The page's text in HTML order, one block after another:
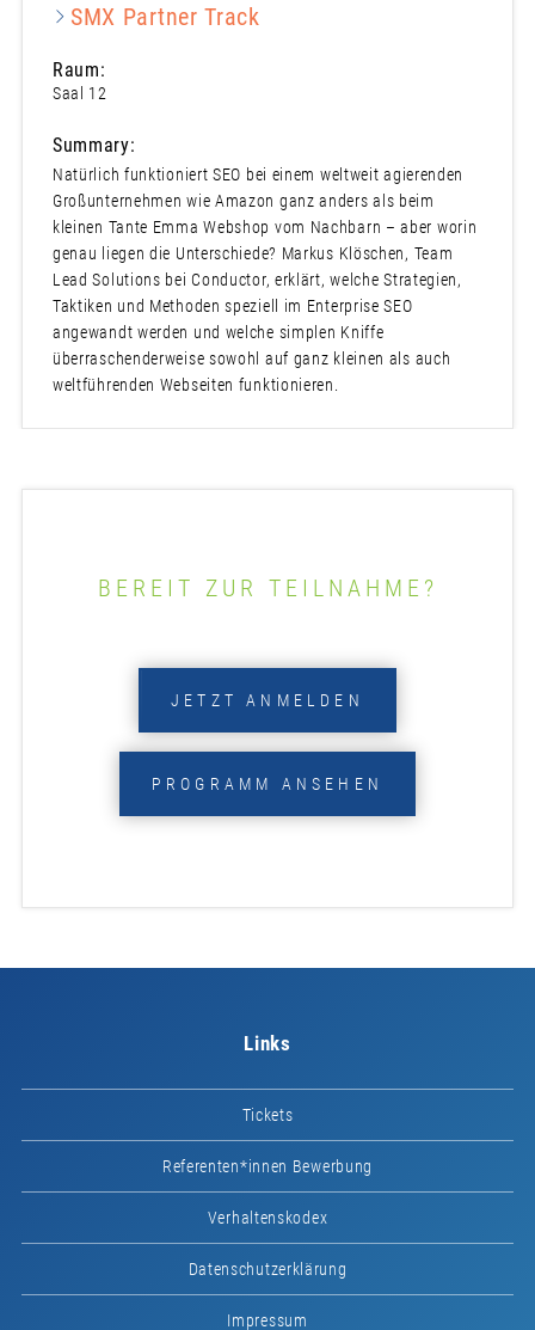
SMX Partner Track
Raum:
Saal 12
Summary:
Natürlich funktioniert SEO bei einem weltweit agierenden
Großunternehmen wie Amazon ganz anders als beim
kleinen Tante Emma Webshop vom Nachbarn – aber worin
genau liegen die Unterschiede? Markus Klöschen, Team
Lead Solutions bei Conductor, erklärt, welche Strategien,
Taktiken und Methoden speziell im Enterprise SEO
angewandt werden und welche simplen Kniffe
überraschenderweise sowohl auf ganz kleinen als auch
weltführenden Webseiten funktionieren.
BEREIT ZUR TEILNAHME?
JETZT ANMELDEN
PROGRAMM ANSEHEN
Links
Tickets
Referenten*innen Bewerbung
Verhaltenskodex
Datenschutzerklärung
Impressum